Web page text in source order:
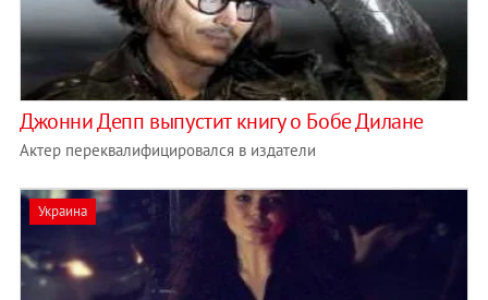
Джонни Депп выпустит книгу о Бобе Дилане
Актер переквалифицировался в издатели
Украина